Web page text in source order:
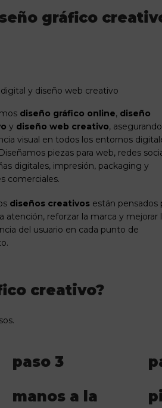
gráfico
y diseño web creativo
diseño gráfico online, diseño
y diseño web creativo, asegurando
visual en todos los entornos
piezas para web, redes
digitales, impresión, packaging y
comerciales.
diseños creativos están pensados
atención, reforzar la marca y mejorar
del usuario en cada punto de
creativo?
paso 3
manos a la